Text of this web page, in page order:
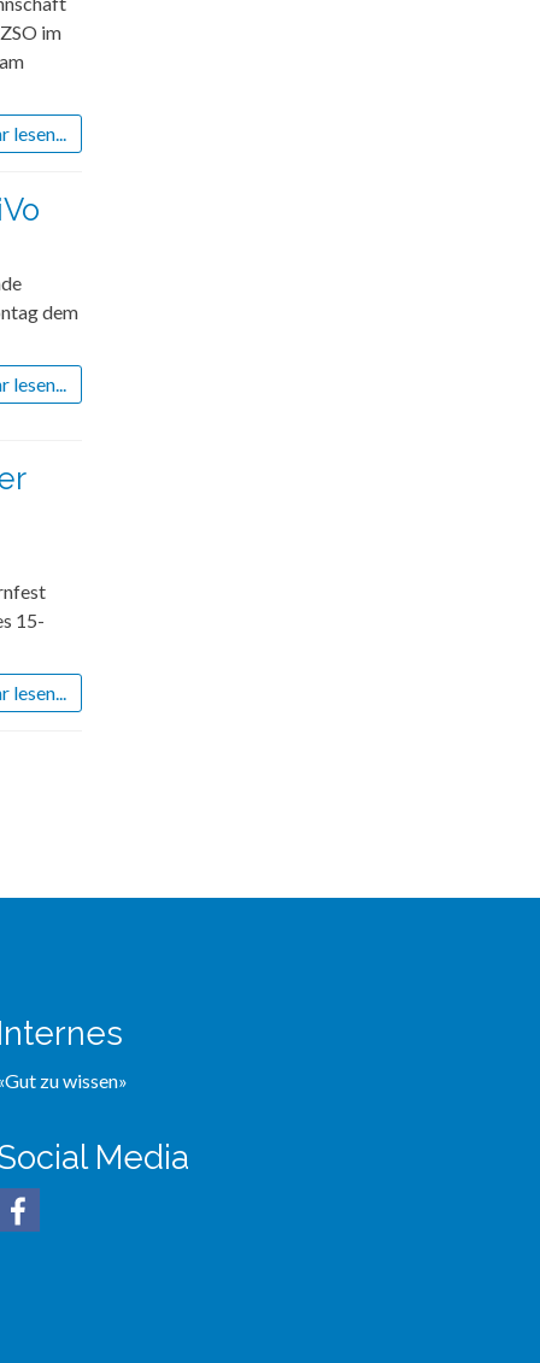
im
lesen...
dem
lesen...
15-
lesen...
Internes
zu wissen»
Media